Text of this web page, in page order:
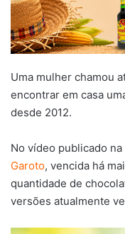
Uma mulher chamou
encontrar em casa
desde 2012.
No vídeo publicado
Garoto, vencida há
quantidade de
versões atualmente